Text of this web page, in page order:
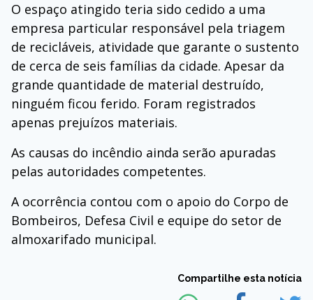
O espaço atingido teria sido cedido a uma
empresa particular responsável pela triagem
de recicláveis, atividade que garante o sustento
de cerca de seis famílias da cidade. Apesar da
grande quantidade de material destruído,
ninguém ficou ferido. Foram registrados
apenas prejuízos materiais.
As causas do incêndio ainda serão apuradas
pelas autoridades competentes.
A ocorrência contou com o apoio do Corpo de
Bombeiros, Defesa Civil e equipe do setor de
almoxarifado municipal.
Compartilhe esta notícia